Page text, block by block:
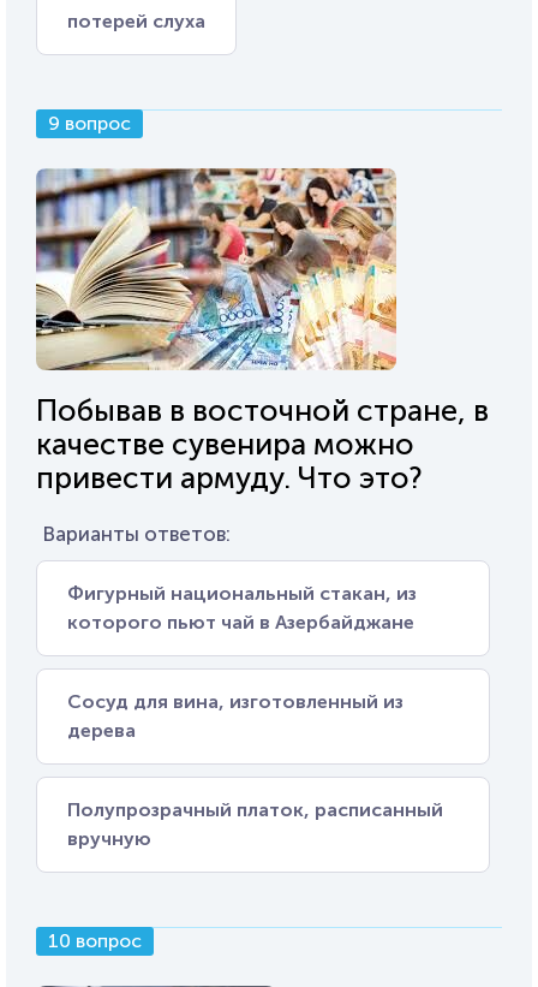
потерей слуха
9 вопрос
Побывав в восточной стране, в
качестве сувенира можно
привести армуду. Что это?
Варианты ответов:
Фигурный национальный стакан, из
которого пьют чай в Азербайджане
Сосуд для вина, изготовленный из
дерева
Полупрозрачный платок, расписанный
вручную
10 вопрос